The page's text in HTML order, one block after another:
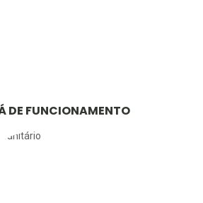
DE FUNCIONAMENTO